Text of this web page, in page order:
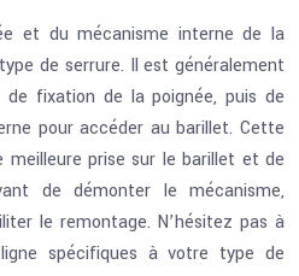
et du mécanisme interne de la
de serrure. Il est généralement
fixation de la poignée, puis de
pour accéder au barillet. Cette
meilleure prise sur le barillet et de
de démonter le mécanisme,
le remontage. N’hésitez pas à
spécifiques à votre type de